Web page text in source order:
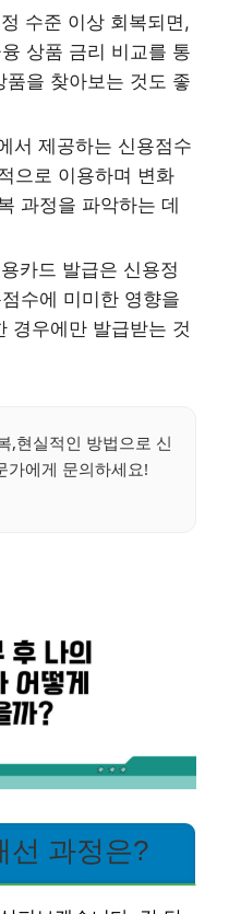
수준 이상 회복되면,
상품 금리 비교를 통
을 찾아보는 것도 좋
서 제공하는 신용점수
으로 이용하며 변화
과정을 파악하는 데
카드 발급은 신용정
수에 미미한 영향을
경우에만 발급받는 것
,현실적인 방법으로 신
가에게 문의하세요!
선 과정은?